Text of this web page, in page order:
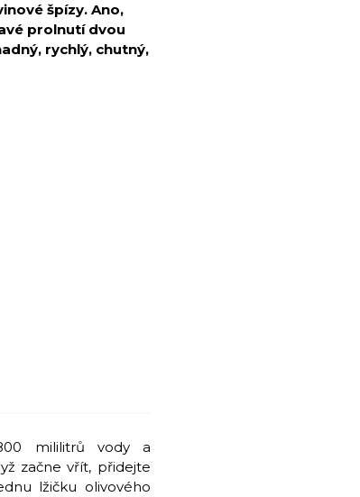
špízy. Ano,
prolnutí dvou
rychlý, chutný,
mililitrů vody a
začne vřít, přidejte
lžičku olivového